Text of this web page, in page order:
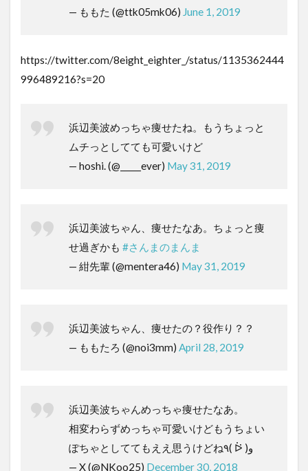
— ももた (@ttk05mk06) June 1, 2019
https://twitter.com/8eight_eighter_/status/1135362444
996489216?s=20
浜辺美波めっちゃ痩せたね。もうちょっと
ムチっとしてても可愛いけど
— hoshi. (@_____ever) May 31, 2019
浜辺美波ちゃん、痩せたなあ。ちょっと痩
せ過ぎかも #さんまのまんま
— 紺先輩 (@mentera46) May 31, 2019
浜辺美波ちゃん、痩せたの？役作り？？
— ももたろ (@noi3mm) April 28, 2019
浜辺美波ちゃんめっちゃ痩せたなあ。
相変わらずめっちゃ可愛いけどもうちょい
ぽちゃとしててもええ思うけどね٩( ᐖ )و
— X (@NKoo25) December 30, 2018